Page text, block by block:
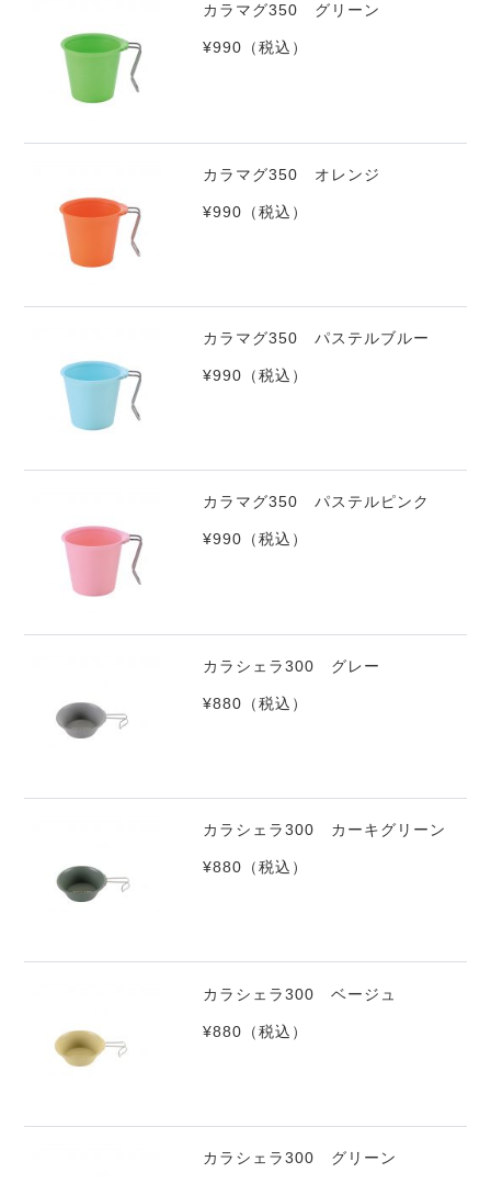
カラマグ350 グリーン
¥990 （税込）
カラマグ350 オレンジ
¥990 （税込）
カラマグ350 パステルブルー
¥990 （税込）
カラマグ350 パステルピンク
¥990 （税込）
カラシェラ300 グレー
¥880 （税込）
カラシェラ300 カーキグリーン
¥880 （税込）
カラシェラ300 ベージュ
¥880 （税込）
カラシェラ300 グリーン